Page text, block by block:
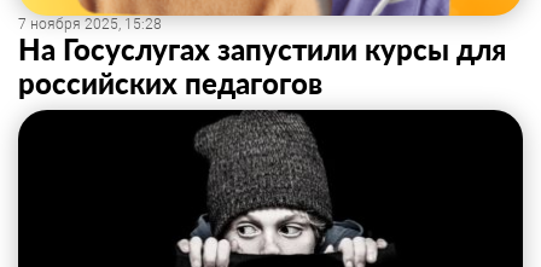
7 ноября 2025, 15:28
На Госуслугах запустили курсы для
российских педагогов